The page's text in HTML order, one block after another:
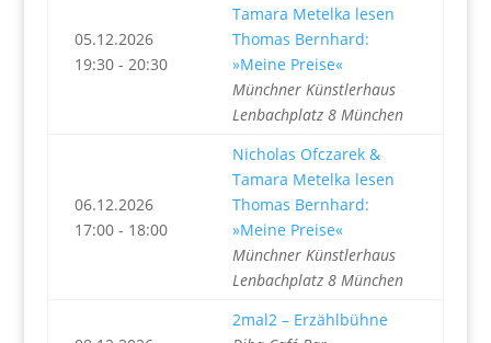
05.12.2026
19:30 - 20:30
Tamara Metelka lesen
Thomas Bernhard:
»Meine Preise«
Münchner Künstlerhaus
Lenbachplatz 8 München
06.12.2026
17:00 - 18:00
Nicholas Ofczarek &
Tamara Metelka lesen
Thomas Bernhard:
»Meine Preise«
Münchner Künstlerhaus
Lenbachplatz 8 München
2mal2 – Erzählbühne